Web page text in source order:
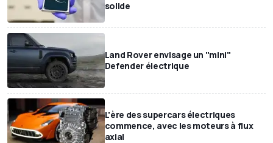
solide
Land Rover envisage un "mini"
Defender électrique
L'ère des supercars électriques
commence, avec les moteurs à flux
axial